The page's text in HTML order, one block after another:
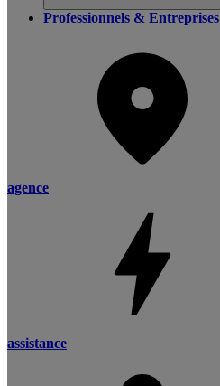
Professionnels & Entreprises
agence
assistance